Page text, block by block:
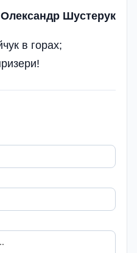
Олександр Шустерук
в горах;